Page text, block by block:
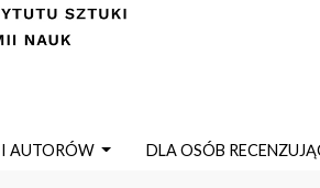
AUTORÓW DLA OSÓB